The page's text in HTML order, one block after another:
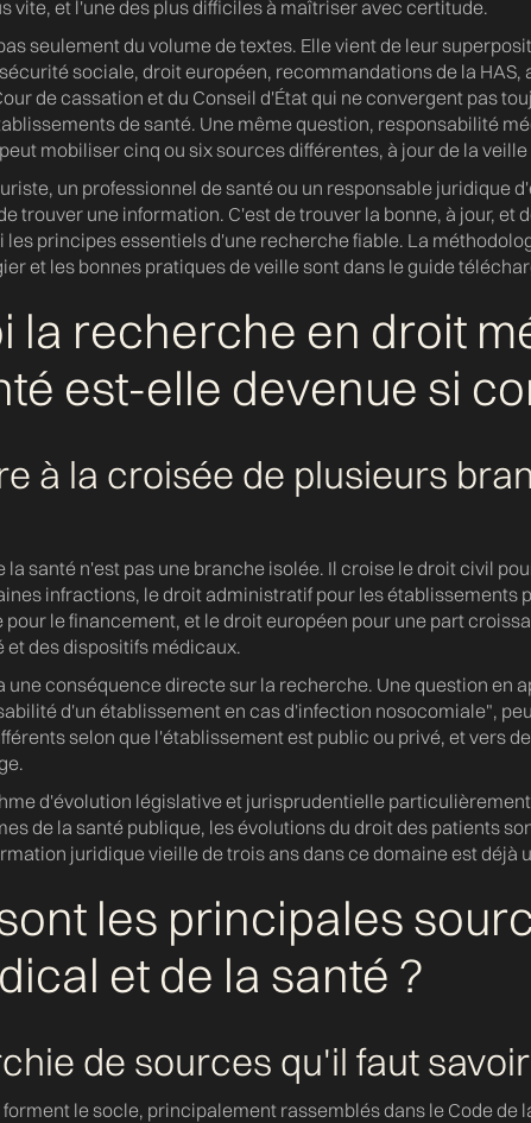
vite, et l'une des plus difficiles à maîtriser avec certitude.
seulement du volume de textes. Elle vient de leur
sociale, droit européen, recommandations de la HAS,
de cassation et du Conseil d'État qui ne convergent pas
de santé. Une même question, responsabilité
mobiliser cinq ou six sources différentes, à jour de la
un professionnel de santé ou un responsable juridique
trouver une information. C'est de trouver la bonne, à jour, et
les principes essentiels d'une recherche fiable. La
et les bonnes pratiques de veille sont dans le guide
la recherche en droit
est-elle devenue si
à la croisée de plusieurs
la santé n'est pas une branche isolée. Il croise le droit civil
infractions, le droit administratif pour les établissements
le financement, et le droit européen pour une part
et des dispositifs médicaux.
une conséquence directe sur la recherche. Une question en
d'un établissement en cas d'infection nosocomiale",
selon que l'établissement est public ou privé, et vers
d'évolution législative et jurisprudentielle
de la santé publique, les évolutions du droit des patients
juridique vieille de trois ans dans ce domaine est déjà
les principales
et de la santé ?
de sources qu'il faut
le socle, principalement rassemblés dans le Code de